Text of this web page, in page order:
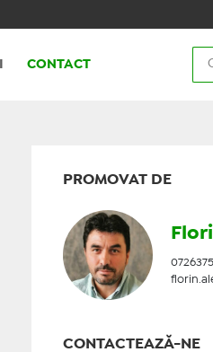
CONTACT
PROMOVAT DE
CONTACTEAZĂ-NE